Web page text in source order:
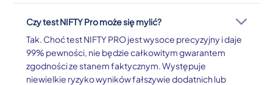
Czy test NIFTY Pro może się mylić?
Tak. Choć test NIFTY PRO jest wysoce precyzyjny i daje
99% pewności, nie będzie całkowitym gwarantem
zgodności ze stanem faktycznym. Występuje
niewielkie ryzyko wyników fałszywie dodatnich lub